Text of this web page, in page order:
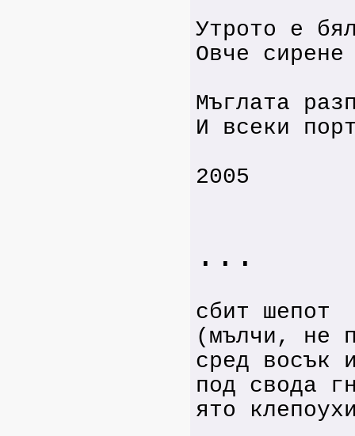
Утрото е
Овче
Мъглата
И всеки
2005
...
сбит шепот
(мълчи, не
сред восък
под свода
ято